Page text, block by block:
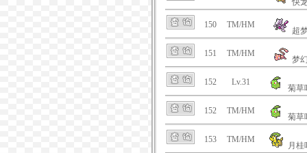
快
150 TM/HM
超
151 TM/HM
梦
152 Lv.31
菊草
152 TM/HM
菊草
153 TM/HM
月桂